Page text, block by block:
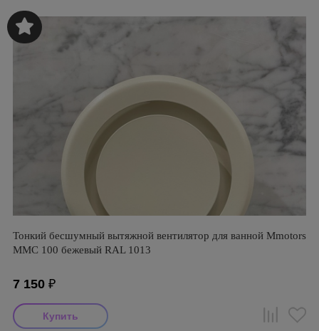
Тонкий бесшумный вытяжной вентилятор для ванной Mmotors
ММC 100 бежевый RAL 1013
7 150 ₽